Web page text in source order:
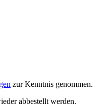
zur Kenntnis genommen.
abbestellt werden.